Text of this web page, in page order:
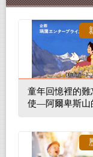
童年回憶裡的難
使—阿爾卑斯山